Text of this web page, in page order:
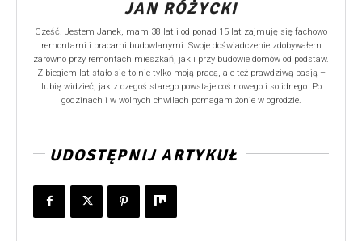
JAN RÓŻYCKI
Cześć! Jestem Janek, mam 38 lat i od ponad 15 lat zajmuję się fachowo
remontami i pracami budowlanymi. Swoje doświadczenie zdobywałem
zarówno przy remontach mieszkań, jak i przy budowie domów od podstaw.
Z biegiem lat stało się to nie tylko moją pracą, ale też prawdziwą pasją –
lubię widzieć, jak z czegoś starego powstaje coś nowego i solidnego. Po
godzinach i w wolnych chwilach pomagam żonie w ogrodzie.
UDOSTĘPNIJ ARTYKUŁ